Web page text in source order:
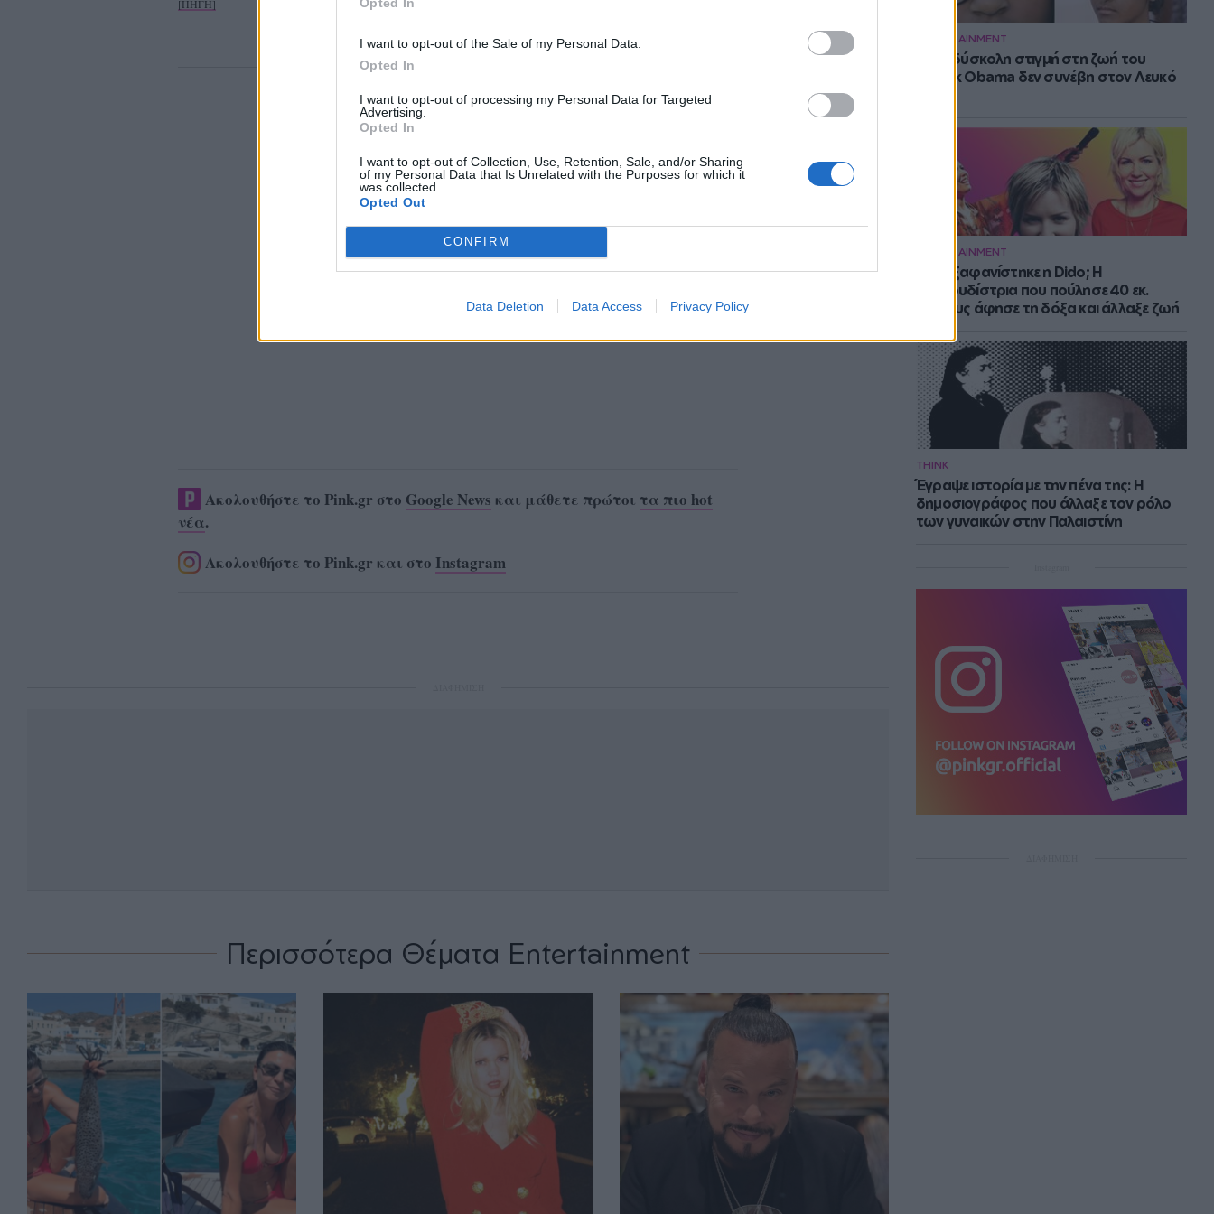
I want to opt-out of the Sale of my Personal Data.
Opted In
I want to opt-out of processing my Personal Data for Targeted
Advertising.
Opted In
I want to opt-out of Collection, Use, Retention, Sale, and/or Sharing
of my Personal Data that Is Unrelated with the Purposes for which it
was collected.
Opted Out
CONFIRM
Data Deletion Data Access Privacy Policy
ENTERTAINMENT
Η πιο δύσκολη στιγμή στη ζωή του
Barack Obama δεν συνέβη στον Λευκό
ENTERTAINMENT
Πού εξαφανίστηκε η Dido; Η
τραγουδίστρια που πούλησε 40 εκ.
δίσκους άφησε τη δόξα και άλλαξε ζωή
THINK
Έγραψε ιστορία με την πένα της: Η
δημοσιογράφος που άλλαξε τον ρόλο
των γυναικών στην Παλαιστίνη
[ΠΗΓΗ]
Ακολουθήστε το Pink.gr στο Google News και μάθετε πρώτοι τα πιο hot
νέα.
Ακολουθήστε το Pink.gr και στο Instagram
Περισσότερα Θέματα Entertainment